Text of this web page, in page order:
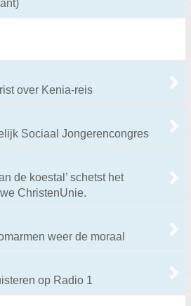
over Kenia-reis
Sociaal Jongerencongres
de koestal’ schetst het
ChristenUnie.
weer de moraal
op Radio 1